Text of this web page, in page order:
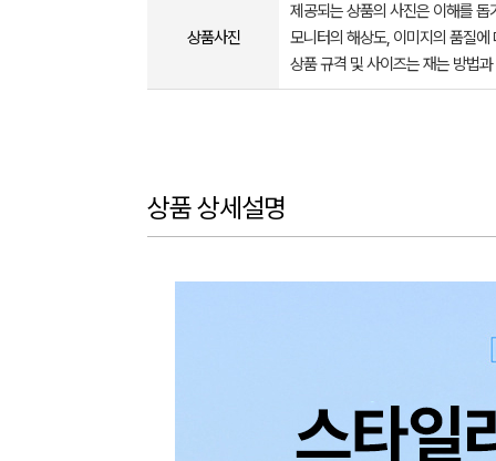
상품사진
제공되는 상품의 사진은 이해를
모니터의 해상도, 이미지의 품질
상품 규격 및 사이즈는 재는 방법
상품 상세설명